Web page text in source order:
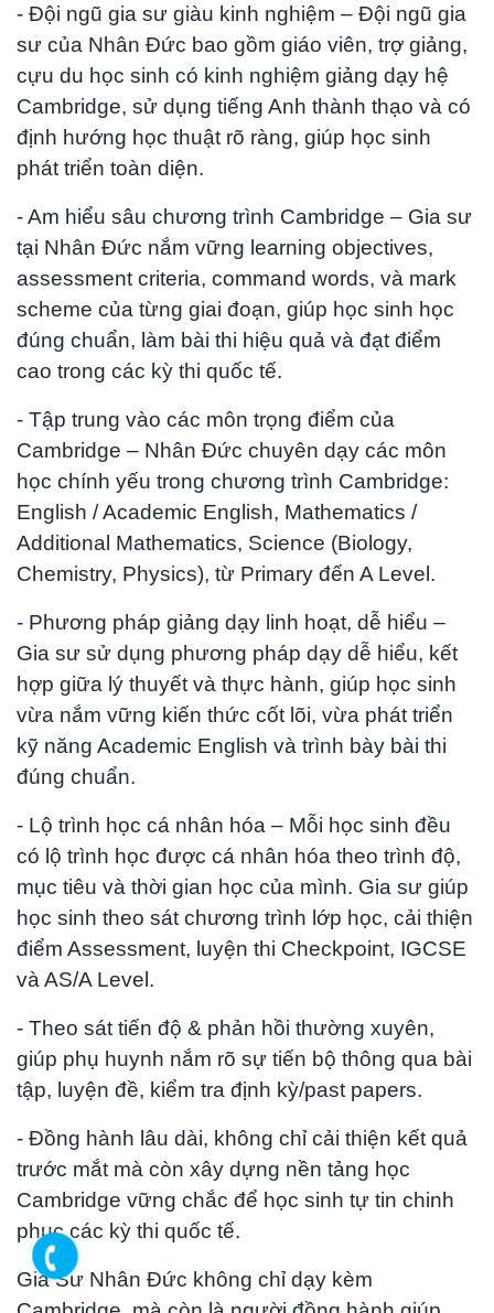
- Đội ngũ gia sư giàu kinh nghiệm – Đội ngũ gia
sư của Nhân Đức bao gồm giáo viên, trợ giảng,
cựu du học sinh có kinh nghiệm giảng dạy hệ
Cambridge, sử dụng tiếng Anh thành thạo và có
định hướng học thuật rõ ràng, giúp học sinh
phát triển toàn diện.
- Am hiểu sâu chương trình Cambridge – Gia sư
tại Nhân Đức nắm vững learning objectives,
assessment criteria, command words, và mark
scheme của từng giai đoạn, giúp học sinh học
đúng chuẩn, làm bài thi hiệu quả và đạt điểm
cao trong các kỳ thi quốc tế.
- Tập trung vào các môn trọng điểm của
Cambridge – Nhân Đức chuyên dạy các môn
học chính yếu trong chương trình Cambridge:
English / Academic English, Mathematics /
Additional Mathematics, Science (Biology,
Chemistry, Physics), từ Primary đến A Level.
- Phương pháp giảng dạy linh hoạt, dễ hiểu –
Gia sư sử dụng phương pháp dạy dễ hiểu, kết
hợp giữa lý thuyết và thực hành, giúp học sinh
vừa nắm vững kiến thức cốt lõi, vừa phát triển
kỹ năng Academic English và trình bày bài thi
đúng chuẩn.
- Lộ trình học cá nhân hóa – Mỗi học sinh đều
có lộ trình học được cá nhân hóa theo trình độ,
mục tiêu và thời gian học của mình. Gia sư giúp
học sinh theo sát chương trình lớp học, cải thiện
điểm Assessment, luyện thi Checkpoint, IGCSE
và AS/A Level.
- Theo sát tiến độ & phản hồi thường xuyên,
giúp phụ huynh nắm rõ sự tiến bộ thông qua bài
tập, luyện đề, kiểm tra định kỳ/past papers.
- Đồng hành lâu dài, không chỉ cải thiện kết quả
trước mắt mà còn xây dựng nền tảng học
Cambridge vững chắc để học sinh tự tin chinh
phục các kỳ thi quốc tế.
Gia Sư Nhân Đức không chỉ dạy kèm